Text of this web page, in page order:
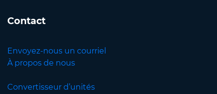
Contact
Envoyez-nous un courriel
À propos de nous
Convertisseur d’unités